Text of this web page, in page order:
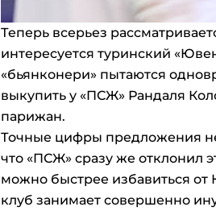
Теперь всерьез
интересуется туринский
«бьянконери» пытаются
выкупить у «ПСЖ» Рандаля
парижан.
Точные цифры предложения
что «ПСЖ» сразу же отклонил
можно быстрее избавиться
клуб занимает совершенно